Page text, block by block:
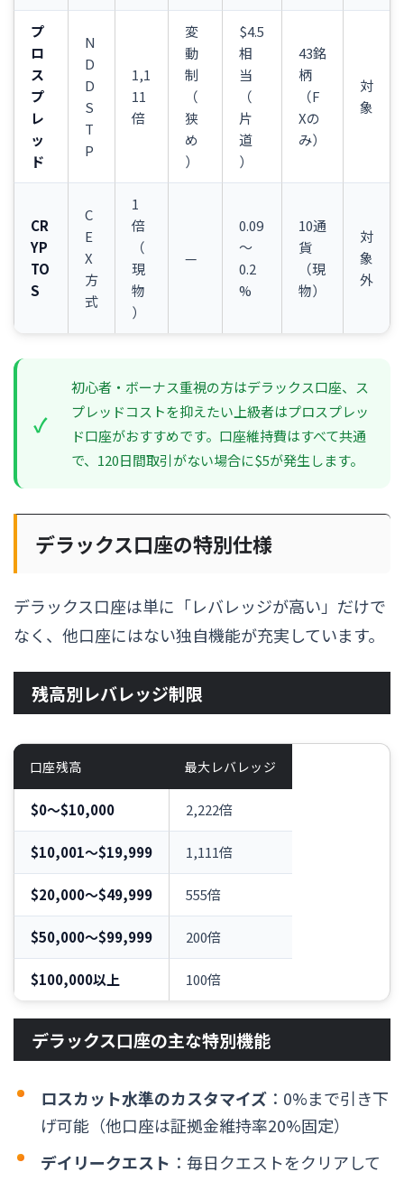
プ
ロ
ス
プ
レ
ッ
ド
N
D
D
S
T
P
1,1
11
倍
変
動
制
（
狭
め
）
$4.5
相
当
（
片
道
）
43銘
柄
（F
Xの
み）
対
象
CR
YP
TO
S
C
E
X
方
式
1
倍
（
現
物
）
—
0.09
〜
0.2
%
10通
貨
（現
物）
対
象
外
初心者・ボーナス重視の方はデラックス口座、ス
プレッドコストを抑えたい上級者はプロスプレッ
ド口座がおすすめです。口座維持費はすべて共通
で、120日間取引がない場合に$5が発生します。
デラックス口座の特別仕様
デラックス口座は単に「レバレッジが高い」だけで
なく、他口座にはない独自機能が充実しています。
残高別レバレッジ制限
口座残高 最大レバレッジ
$0〜$10,000 2,222倍
$10,001〜$19,999 1,111倍
$20,000〜$49,999 555倍
$50,000〜$99,999 200倍
$100,000以上 100倍
デラックス口座の主な特別機能
ロスカット水準のカスタマイズ ：0%まで引き下
げ可能（他口座は証拠金維持率20%固定）
デイリークエスト ：毎日クエストをクリアして